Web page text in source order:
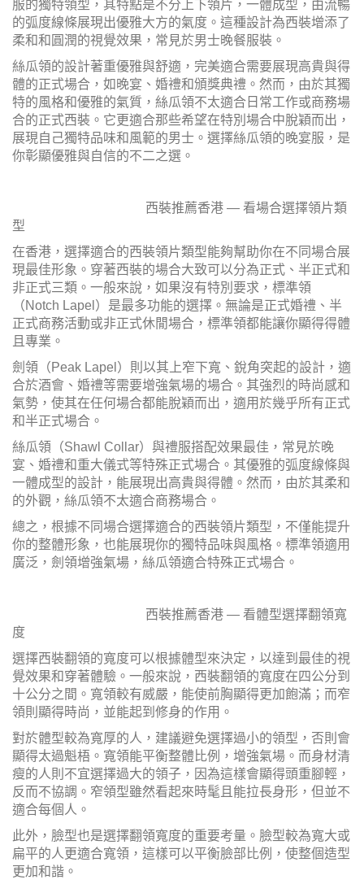
服的獨特領型，其特點是不分上下領片，一體成型，由流暢
的弧度線條展現出優雅大方的氣度。這種設計為西裝增添了
柔和和圓潤的視覺效果，常見於男士晚餐服裝。
絲瓜領的設計著重優雅與舒適，完美適合需要展現高貴與得
體的正式場合，如晚宴、婚禮和頒獎典禮。然而，由於其獨
特的風格和優雅的氣質，絲瓜領不太適合日常工作或商務場
合的正式西裝。它更適合那些希望在特別場合中脫穎而出，
展現自己獨特品味和風範的男士。選擇絲瓜領的晚宴服，是
你彰顯優雅與自信的不二之選。
西裝推薦香港 — 看場合選擇領片類
型
在香港，選擇適合的西裝領片類型能夠幫助你在不同場合展
現最佳形象。穿著西裝的場合大致可以分為正式、半正式和
非正式三類。一般來說，如果沒有特別要求，標準領
（Notch Lapel）是最多功能的選擇。無論是正式婚禮、半
正式商務活動或非正式休閒場合，標準領都能讓你顯得得體
且專業。
劍領（Peak Lapel）則以其上窄下寬、銳角突起的設計，適
合於酒會、婚禮等需要增強氣場的場合。其強烈的時尚感和
氣勢，使其在任何場合都能脫穎而出，適用於幾乎所有正式
和半正式場合。
絲瓜領（Shawl Collar）與禮服搭配效果最佳，常見於晚
宴、婚禮和重大儀式等特殊正式場合。其優雅的弧度線條與
一體成型的設計，能展現出高貴與得體。然而，由於其柔和
的外觀，絲瓜領不太適合商務場合。
總之，根據不同場合選擇適合的西裝領片類型，不僅能提升
你的整體形象，也能展現你的獨特品味與風格。標準領適用
廣泛，劍領增強氣場，絲瓜領適合特殊正式場合。
西裝推薦香港 — 看體型選擇翻領寬
度
選擇西裝翻領的寬度可以根據體型來決定，以達到最佳的視
覺效果和穿著體驗。一般來說，西裝翻領的寬度在四公分到
十公分之間。寬領較有威嚴，能使前胸顯得更加飽滿；而窄
領則顯得時尚，並能起到修身的作用。
對於體型較為寬厚的人，建議避免選擇過小的領型，否則會
顯得太過魁梧。寬領能平衡整體比例，增強氣場。而身材清
瘦的人則不宜選擇過大的領子，因為這樣會顯得頭重腳輕，
反而不協調。窄領型雖然看起來時髦且能拉長身形，但並不
適合每個人。
此外，臉型也是選擇翻領寬度的重要考量。臉型較為寬大或
扁平的人更適合寬領，這樣可以平衡臉部比例，使整個造型
更加和諧。